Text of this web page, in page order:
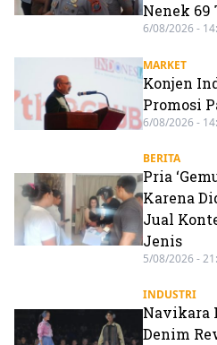
Nenek 69
6/08/2026 -
MARKET
Konjen
Promosi
6/08/2026 -
BERITA
Pria
Karena
Jual
Jenis
5/08/2026 -
INDUSTRI
Navikara
Denim